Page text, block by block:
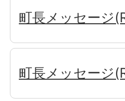
町長メッセージ
町長メッセージ